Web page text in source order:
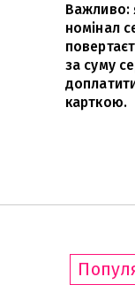
Важливо:
номінал
за суму
карткою.